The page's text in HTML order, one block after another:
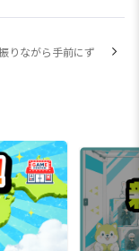
りながら手前にず